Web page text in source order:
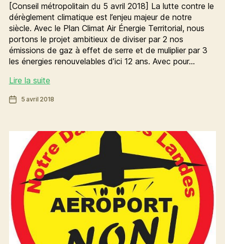
[Conseil métropolitain du 5 avril 2018] La lutte contre le
dérèglement climatique est l’enjeu majeur de notre
siècle. Avec le Plan Climat Air Énergie Territorial, nous
portons le projet ambitieux de diviser par 2 nos
émissions de gaz à effet de serre et de muliplier par 3
les énergies renouvelables d’ici 12 ans. Avec pour…
Lire la suiteFaire
notre
territoire
zéro
carbone
Date5 avril 2018